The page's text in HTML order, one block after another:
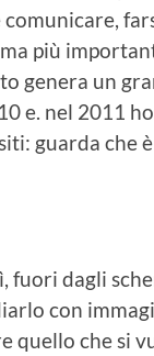
comunicare,
più
genera un
e. nel 2011
siti: guarda
fuori dagli
con
quello che si